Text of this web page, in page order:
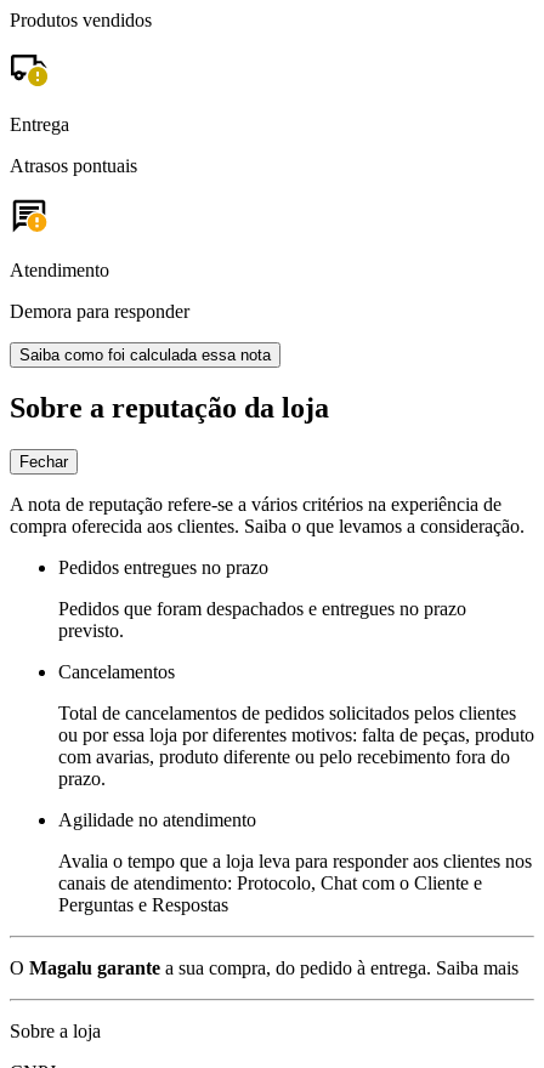
Produtos vendidos
Entrega
Atrasos pontuais
Atendimento
Demora para responder
Saiba como foi calculada essa nota
Sobre a reputação da loja
Fechar
A nota de reputação refere-se a vários critérios na experiência de
compra oferecida aos clientes. Saiba o que levamos a consideração.
Pedidos entregues no prazo
Pedidos que foram despachados e entregues no prazo
previsto.
Cancelamentos
Total de cancelamentos de pedidos solicitados pelos clientes
ou por essa loja por diferentes motivos: falta de peças, produto
com avarias, produto diferente ou pelo recebimento fora do
prazo.
Agilidade no atendimento
Avalia o tempo que a loja leva para responder aos clientes nos
canais de atendimento: Protocolo, Chat com o Cliente e
Perguntas e Respostas
O Magalu garante a sua compra, do pedido à entrega. Saiba mais
Sobre a loja